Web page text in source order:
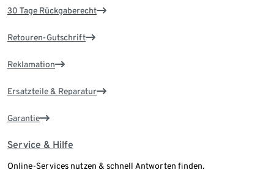
30 Tage Rückgaberecht
Retouren-Gutschrift
Reklamation
Ersatzteile & Reparatur
Garantie
Service & Hilfe
Online-Services nutzen & schnell Antworten finden.